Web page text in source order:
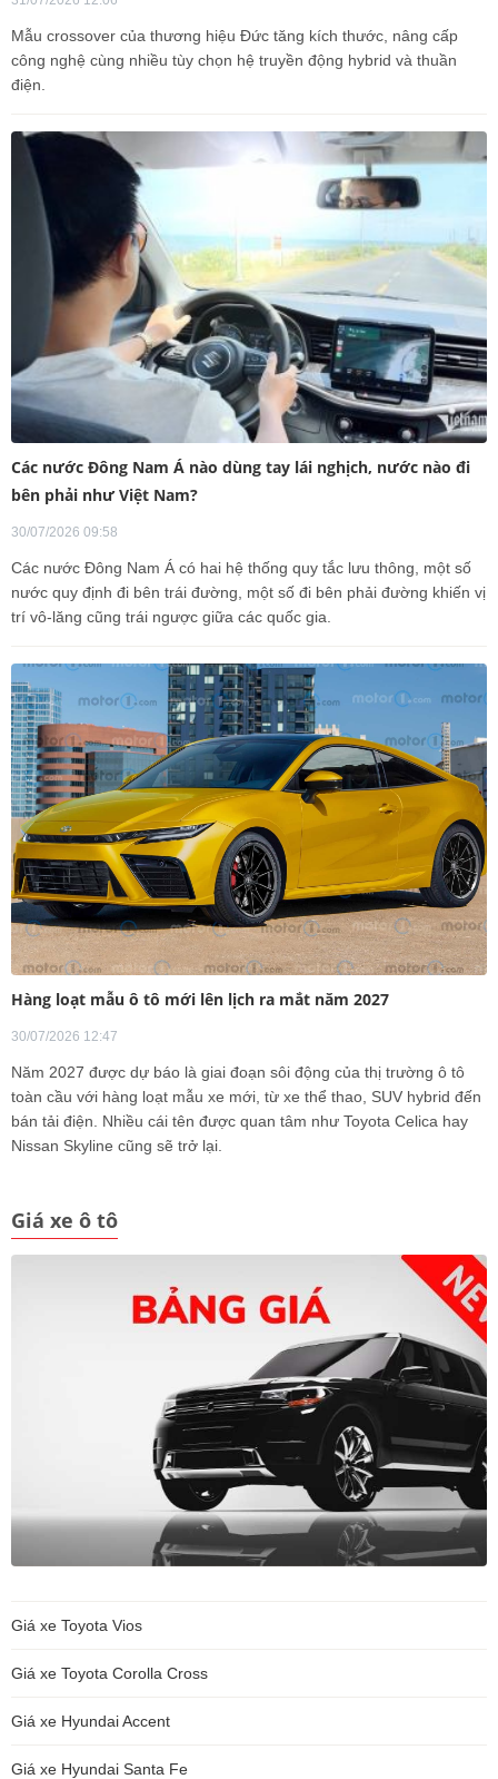
Mẫu crossover của thương hiệu Đức tăng kích thước, nâng cấp
công nghệ cùng nhiều tùy chọn hệ truyền động hybrid và thuần
điện.
Các nước Đông Nam Á nào dùng tay lái nghịch, nước nào đi
bên phải như Việt Nam?
30/07/2026 09:58
Các nước Đông Nam Á có hai hệ thống quy tắc lưu thông, một số
nước quy định đi bên trái đường, một số đi bên phải đường khiến vị
trí vô-lăng cũng trái ngược giữa các quốc gia.
Hàng loạt mẫu ô tô mới lên lịch ra mắt năm 2027
30/07/2026 12:47
Năm 2027 được dự báo là giai đoạn sôi động của thị trường ô tô
toàn cầu với hàng loạt mẫu xe mới, từ xe thể thao, SUV hybrid đến
bán tải điện. Nhiều cái tên được quan tâm như Toyota Celica hay
Nissan Skyline cũng sẽ trở lại.
Giá xe ô tô
Giá xe Toyota Vios
Giá xe Toyota Corolla Cross
Giá xe Hyundai Accent
Giá xe Hyundai Santa Fe